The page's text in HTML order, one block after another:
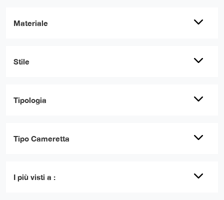
Materiale
Stile
Tipologia
Tipo Cameretta
I più visti a :